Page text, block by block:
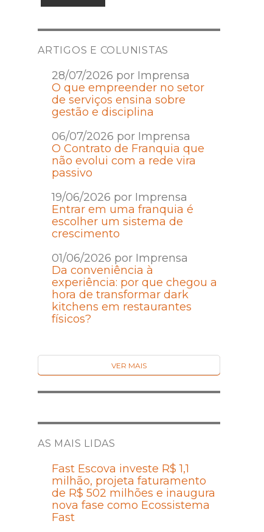
ARTIGOS E COLUNISTAS
28/07/2026 por Imprensa
O que empreender no setor
de serviços ensina sobre
gestão e disciplina
06/07/2026 por Imprensa
O Contrato de Franquia que
não evolui com a rede vira
passivo
19/06/2026 por Imprensa
Entrar em uma franquia é
escolher um sistema de
crescimento
01/06/2026 por Imprensa
Da conveniência à
experiência: por que chegou a
hora de transformar dark
kitchens em restaurantes
físicos?
VER MAIS
AS MAIS LIDAS
Fast Escova investe R$ 1,1
milhão, projeta faturamento
de R$ 502 milhões e inaugura
nova fase como Ecossistema
Fast